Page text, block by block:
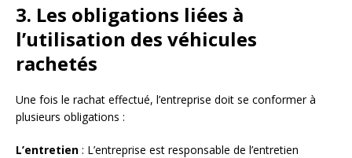
3. Les obligations liées à
l’utilisation des véhicules
rachetés
Une fois le rachat effectué, l’entreprise doit se conformer à
plusieurs obligations :
L’entretien : L’entreprise est responsable de l’entretien